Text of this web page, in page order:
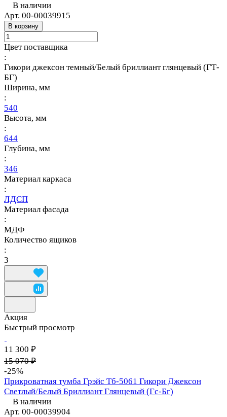
В наличии
Арт. 00-00039915
В корзину
Цвет поставщика
:
Гикори джексон темный/Белый бриллиант глянцевый (ГТ-
БГ)
Ширина, мм
:
540
Высота, мм
:
644
Глубина, мм
:
346
Материал каркаса
:
ЛДСП
Материал фасада
:
МДФ
Количество ящиков
:
3
Акция
Быстрый просмотр
11 300 ₽
15 070 ₽
-25%
Прикроватная тумба Грэйс Тб-5061 Гикори Джексон
Светлый/Белый Бриллиант Глянцевый (Гс-Бг)
В наличии
Арт. 00-00039904